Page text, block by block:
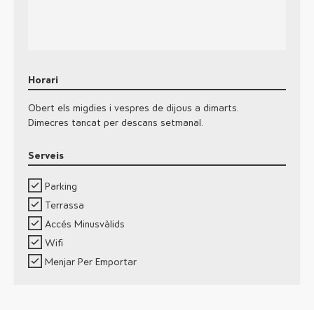
Horari
Obert els migdies i vespres de dijous a dimarts.
Dimecres tancat per descans setmanal.
Serveis
Parking
Terrassa
Accés Minusvàlids
Wifi
Menjar Per Emportar